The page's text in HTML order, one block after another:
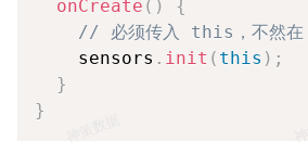
onCreate ( )
{
// 必须传入 this，不然
    sensors
. init ( this ) ;
}
}